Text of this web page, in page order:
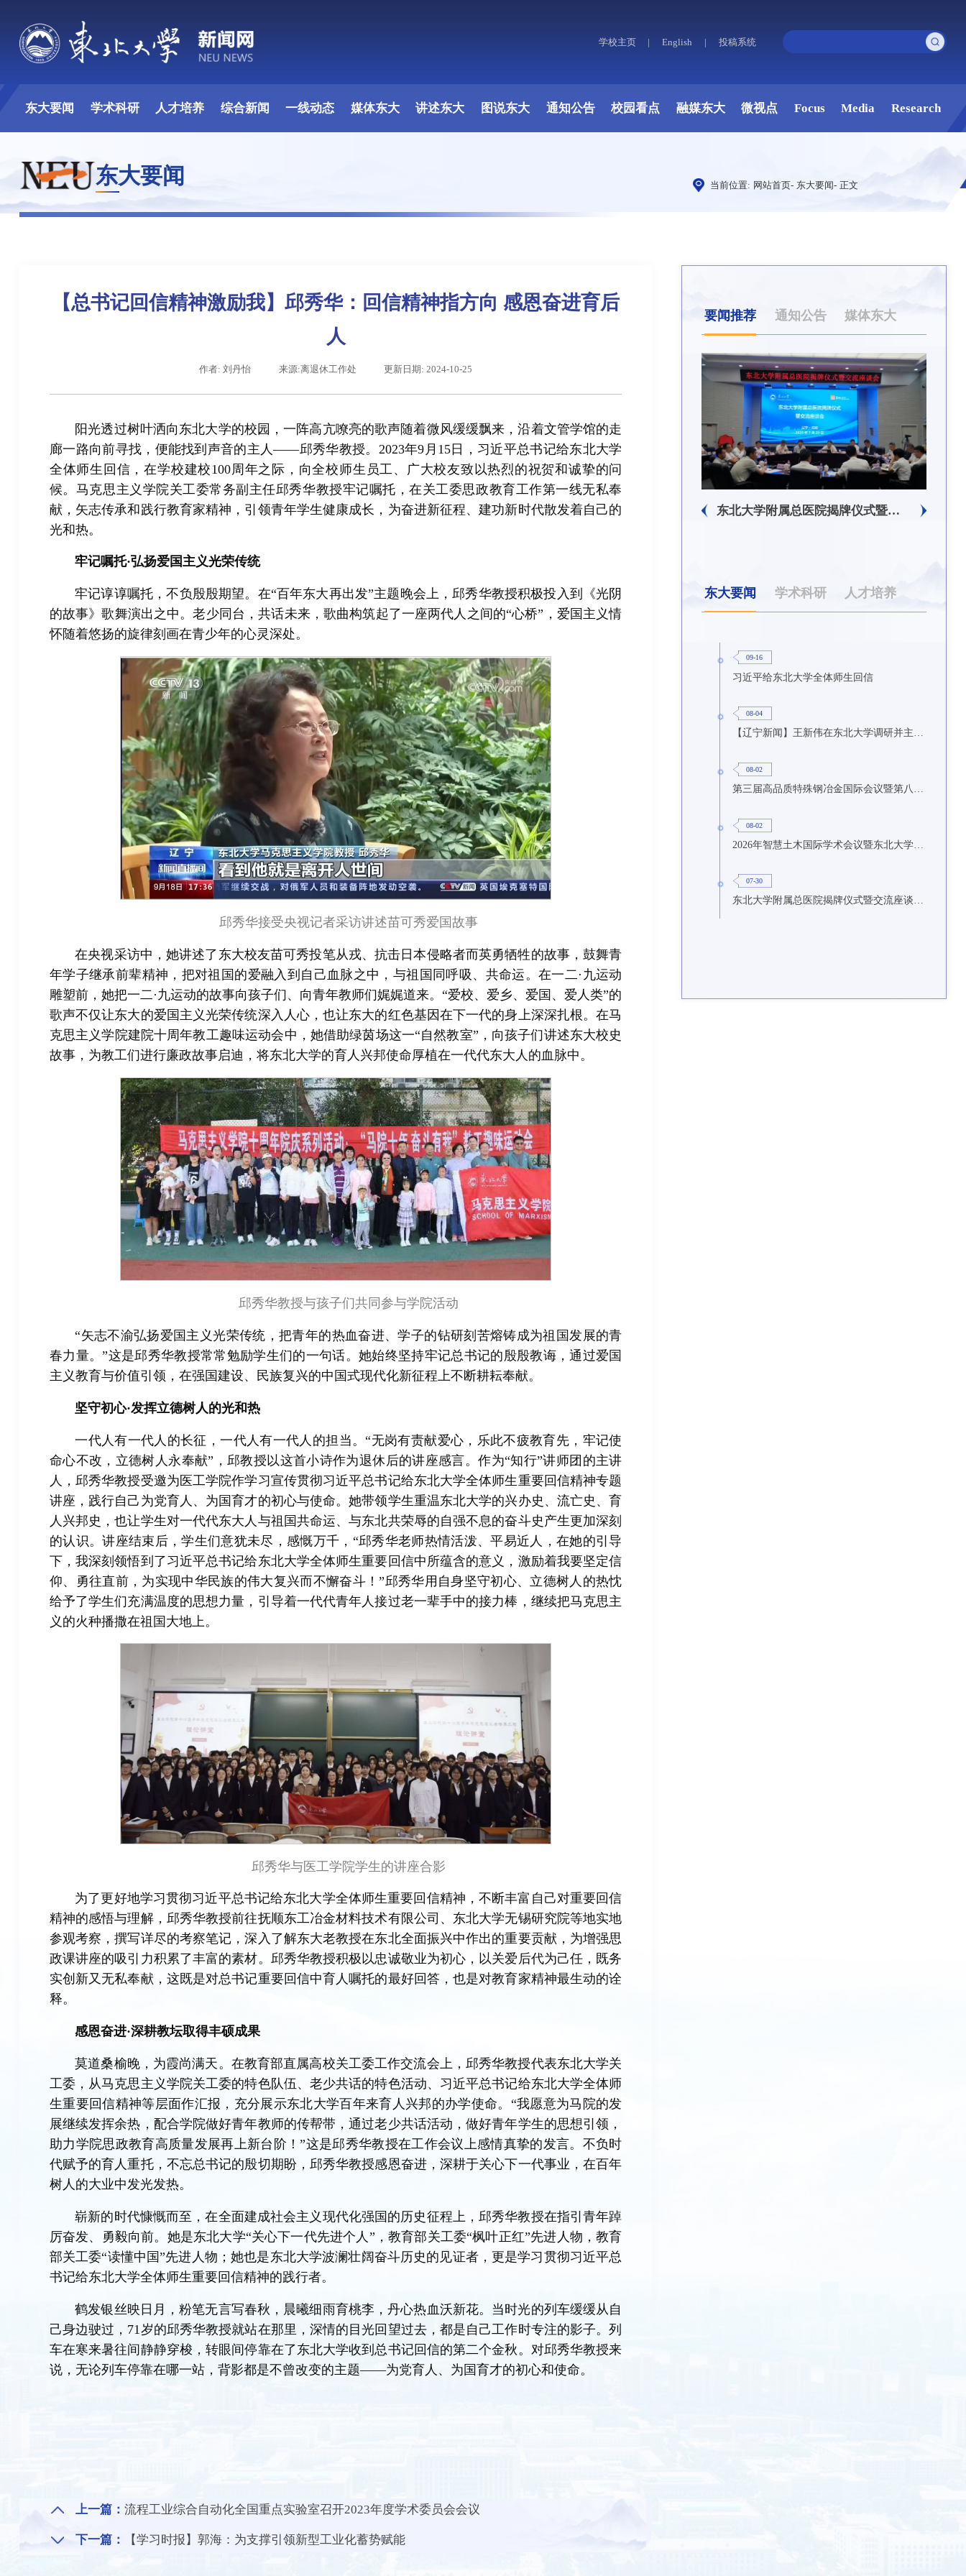
学校主页 | English | 投稿系统
东大要闻 学术科研 人才培养 综合新闻 一线动态 媒体东大 讲述东大 图说东大 通知公告 校园看点 融媒东大 微视点 Focus Media Research
东大要闻 当前位置: 网站首页- 东大要闻- 正文
【总书记回信精神激励我】邱秀华：回信精神指方向 感恩奋进育后
人
作者: 刘丹怡 来源:离退休工作处 更新日期: 2024-10-25
阳光透过树叶洒向东北大学的校园，一阵高亢嘹亮的歌声随着微风缓缓飘来，沿着文管学馆的走
廊一路向前寻找，便能找到声音的主人——邱秀华教授。2023年9月15日，习近平总书记给东北大学
全体师生回信，在学校建校100周年之际，向全校师生员工、广大校友致以热烈的祝贺和诚挚的问
候。马克思主义学院关工委常务副主任邱秀华教授牢记嘱托，在关工委思政教育工作第一线无私奉
献，矢志传承和践行教育家精神，引领青年学生健康成长，为奋进新征程、建功新时代散发着自己的
光和热。
牢记嘱托·弘扬爱国主义光荣传统
牢记谆谆嘱托，不负殷殷期望。在“百年东大再出发”主题晚会上，邱秀华教授积极投入到《光阴
的故事》歌舞演出之中。老少同台，共话未来，歌曲构筑起了一座两代人之间的“心桥”，爱国主义情
怀随着悠扬的旋律刻画在青少年的心灵深处。
邱秀华接受央视记者采访讲述苗可秀爱国故事
在央视采访中，她讲述了东大校友苗可秀投笔从戎、抗击日本侵略者而英勇牺牲的故事，鼓舞青
年学子继承前辈精神，把对祖国的爱融入到自己血脉之中，与祖国同呼吸、共命运。在一二·九运动
雕塑前，她把一二·九运动的故事向孩子们、向青年教师们娓娓道来。“爱校、爱乡、爱国、爱人类”的
歌声不仅让东大的爱国主义光荣传统深入人心，也让东大的红色基因在下一代的身上深深扎根。在马
克思主义学院建院十周年教工趣味运动会中，她借助绿茵场这一“自然教室”，向孩子们讲述东大校史
故事，为教工们进行廉政故事启迪，将东北大学的育人兴邦使命厚植在一代代东大人的血脉中。
邱秀华教授与孩子们共同参与学院活动
“矢志不渝弘扬爱国主义光荣传统，把青年的热血奋进、学子的钻研刻苦熔铸成为祖国发展的青
春力量。”这是邱秀华教授常常勉励学生们的一句话。她始终坚持牢记总书记的殷殷教诲，通过爱国
主义教育与价值引领，在强国建设、民族复兴的中国式现代化新征程上不断耕耘奉献。
坚守初心·发挥立德树人的光和热
一代人有一代人的长征，一代人有一代人的担当。“无岗有责献爱心，乐此不疲教育先，牢记使
命心不改，立德树人永奉献”，邱教授以这首小诗作为退休后的讲座感言。作为“知行”讲师团的主讲
人，邱秀华教授受邀为医工学院作学习宣传贯彻习近平总书记给东北大学全体师生重要回信精神专题
讲座，践行自己为党育人、为国育才的初心与使命。她带领学生重温东北大学的兴办史、流亡史、育
人兴邦史，也让学生对一代代东大人与祖国共命运、与东北共荣辱的自强不息的奋斗史产生更加深刻
的认识。讲座结束后，学生们意犹未尽，感慨万千，“邱秀华老师热情活泼、平易近人，在她的引导
下，我深刻领悟到了习近平总书记给东北大学全体师生重要回信中所蕴含的意义，激励着我要坚定信
仰、勇往直前，为实现中华民族的伟大复兴而不懈奋斗！”邱秀华用自身坚守初心、立德树人的热忱
给予了学生们充满温度的思想力量，引导着一代代青年人接过老一辈手中的接力棒，继续把马克思主
义的火种播撒在祖国大地上。
邱秀华与医工学院学生的讲座合影
为了更好地学习贯彻习近平总书记给东北大学全体师生重要回信精神，不断丰富自己对重要回信
精神的感悟与理解，邱秀华教授前往抚顺东工冶金材料技术有限公司、东北大学无锡研究院等地实地
参观考察，撰写详尽的考察笔记，深入了解东大老教授在东北全面振兴中作出的重要贡献，为增强思
政课讲座的吸引力积累了丰富的素材。邱秀华教授积极以忠诚敬业为初心，以关爱后代为己任，既务
实创新又无私奉献，这既是对总书记重要回信中育人嘱托的最好回答，也是对教育家精神最生动的诠
释。
感恩奋进·深耕教坛取得丰硕成果
莫道桑榆晚，为霞尚满天。在教育部直属高校关工委工作交流会上，邱秀华教授代表东北大学关
工委，从马克思主义学院关工委的特色队伍、老少共话的特色活动、习近平总书记给东北大学全体师
生重要回信精神等层面作汇报，充分展示东北大学百年来育人兴邦的办学使命。“我愿意为马院的发
展继续发挥余热，配合学院做好青年教师的传帮带，通过老少共话活动，做好青年学生的思想引领，
助力学院思政教育高质量发展再上新台阶！”这是邱秀华教授在工作会议上感情真挚的发言。不负时
代赋予的育人重托，不忘总书记的殷切期盼，邱秀华教授感恩奋进，深耕于关心下一代事业，在百年
树人的大业中发光发热。
崭新的时代慷慨而至，在全面建成社会主义现代化强国的历史征程上，邱秀华教授在指引青年踔
厉奋发、勇毅向前。她是东北大学“关心下一代先进个人”，教育部关工委“枫叶正红”先进人物，教育
部关工委“读懂中国”先进人物；她也是东北大学波澜壮阔奋斗历史的见证者，更是学习贯彻习近平总
书记给东北大学全体师生重要回信精神的践行者。
鹤发银丝映日月，粉笔无言写春秋，晨曦细雨育桃李，丹心热血沃新花。当时光的列车缓缓从自
己身边驶过，71岁的邱秀华教授就站在那里，深情的目光回望过去，都是自己工作时专注的影子。列
车在寒来暑往间静静穿梭，转眼间停靠在了东北大学收到总书记回信的第二个金秋。对邱秀华教授来
说，无论列车停靠在哪一站，背影都是不曾改变的主题——为党育人、为国育才的初心和使命。
上一篇： 流程工业综合自动化全国重点实验室召开2023年度学术委员会会议
下一篇： 【学习时报】郭海：为支撑引领新型工业化蓄势赋能
要闻推荐 通知公告 媒体东大
辽宁省卓越工程师培养联合体在东北大学成立 习近平给东北大学全体师生回信 东北大学举办树立和践行正确政绩观学习教育培训班
东大要闻 学术科研 人才培养
09-16
习近平给东北大学全体师生回信
08-04
【辽宁新闻】王新伟在东北大学调研并主持召开座谈会
08-02
08-02
07-30
东北大学附属总医院揭牌仪式暨交流座谈会举行